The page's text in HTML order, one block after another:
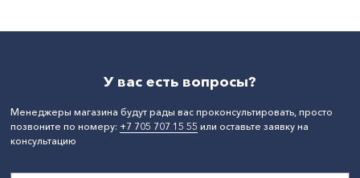
СтранаПроисхождения:
КИТАЙ
У вас есть вопросы?
Менеджеры магазина будут рады вас проконсультировать, просто
позвоните по номеру: +7 705 707 15 55 или оставьте заявку на
консультацию